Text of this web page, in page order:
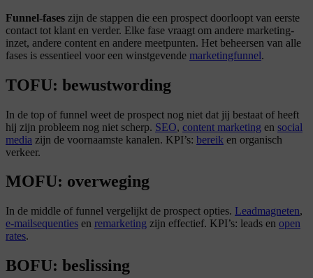
Funnel-fases zijn de stappen die een prospect doorloopt van eerste
contact tot klant en verder. Elke fase vraagt om andere marketing-
inzet, andere content en andere meetpunten. Het beheersen van alle
fases is essentieel voor een winstgevende marketingfunnel.
TOFU: bewustwording
In de top of funnel weet de prospect nog niet dat jij bestaat of heeft
hij zijn probleem nog niet scherp. SEO, content marketing en social
media zijn de voornaamste kanalen. KPI’s: bereik en organisch
verkeer.
MOFU: overweging
In de middle of funnel vergelijkt de prospect opties. Leadmagneten,
e-mailsequenties en remarketing zijn effectief. KPI’s: leads en open
rates.
BOFU: beslissing